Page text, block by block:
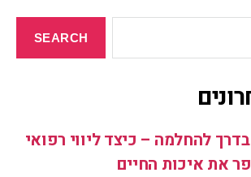
להחלמה – כיצד ליווי רפואי
את איכות החיים